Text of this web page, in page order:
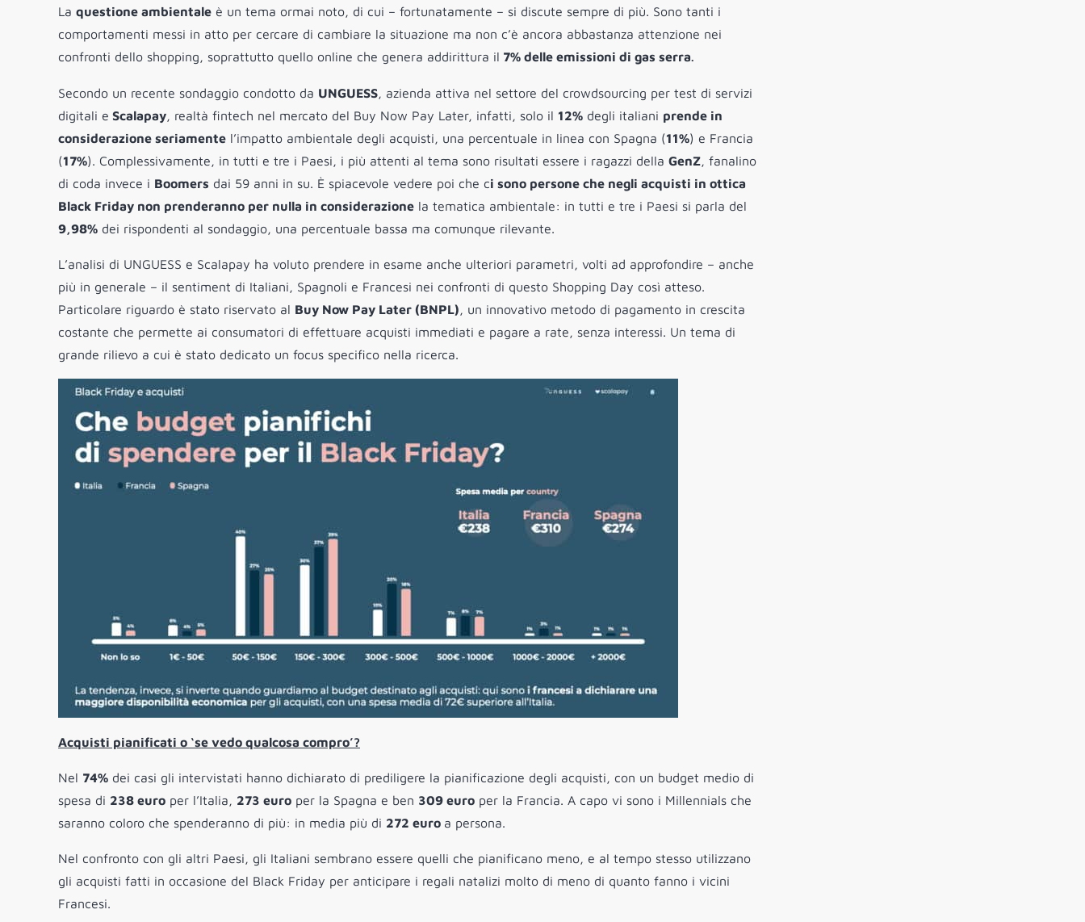
La questione ambientale è un tema ormai noto, di cui – fortunatamente – si discute sempre di più. Sono tanti i
comportamenti messi in atto per cercare di cambiare la situazione ma non c’è ancora abbastanza attenzione nei
confronti dello shopping, soprattutto quello online che genera addirittura il 7% delle emissioni di gas serra.
Secondo un recente sondaggio condotto da UNGUESS, azienda attiva nel settore del crowdsourcing per test di servizi
digitali e Scalapay, realtà fintech nel mercato del Buy Now Pay Later, infatti, solo il 12% degli italiani prende in
considerazione seriamente l’impatto ambientale degli acquisti, una percentuale in linea con Spagna (11%) e Francia
(17%). Complessivamente, in tutti e tre i Paesi, i più attenti al tema sono risultati essere i ragazzi della GenZ, fanalino
di coda invece i Boomers dai 59 anni in su. È spiacevole vedere poi che ci sono persone che negli acquisti in ottica
Black Friday non prenderanno per nulla in considerazione la tematica ambientale: in tutti e tre i Paesi si parla del
9,98% dei rispondenti al sondaggio, una percentuale bassa ma comunque rilevante.
L’analisi di UNGUESS e Scalapay ha voluto prendere in esame anche ulteriori parametri, volti ad approfondire – anche
più in generale – il sentiment di Italiani, Spagnoli e Francesi nei confronti di questo Shopping Day così atteso.
Particolare riguardo è stato riservato al Buy Now Pay Later (BNPL), un innovativo metodo di pagamento in crescita
costante che permette ai consumatori di effettuare acquisti immediati e pagare a rate, senza interessi. Un tema di
grande rilievo a cui è stato dedicato un focus specifico nella ricerca.
Acquisti pianificati o ‘se vedo qualcosa compro’?
Nel 74% dei casi gli intervistati hanno dichiarato di prediligere la pianificazione degli acquisti, con un budget medio di
spesa di 238 euro per l’Italia, 273 euro per la Spagna e ben 309 euro per la Francia. A capo vi sono i Millennials che
saranno coloro che spenderanno di più: in media più di 272 euro a persona.
Nel confronto con gli altri Paesi, gli Italiani sembrano essere quelli che pianificano meno, e al tempo stesso utilizzano
gli acquisti fatti in occasione del Black Friday per anticipare i regali natalizi molto di meno di quanto fanno i vicini
Francesi.